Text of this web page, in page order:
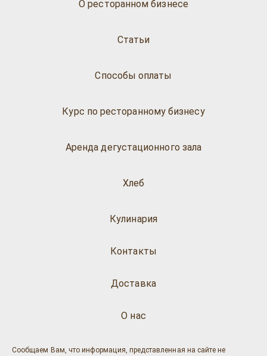
О ресторанном бизнесе
Статьи
Способы оплаты
Курс по ресторанному бизнесу
Аренда дегустационного зала
Хлеб
Кулинария
О нас
Доставка
Контакты
Сообщаем Вам, что информация, представленная на сайте не